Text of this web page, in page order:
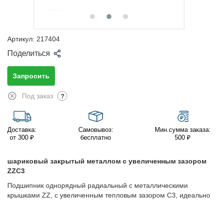
Артикул: 217404
Поделиться
Запросить
Под заказ ?
Доставка:
от 300 ₽
Самовывоз:
бесплатно
Мин.сумма заказа:
500 ₽
шариковый закрытый металлом с увеличенным зазором
ZZC3
Подшипник однорядный радиальный с металлическими
крышками ZZ, с увеличенным тепловым зазором C3, идеально